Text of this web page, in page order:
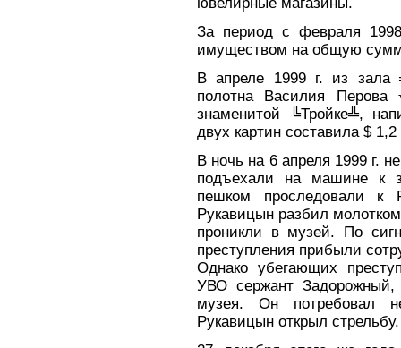
За период с февраля
имуществом на общую
В апреле 1999 г. из зала
полотна Василия
знаменитой ╚Тройке╩,
двух картин составила $
В ночь на 6 апреля 1999 г.
подъехали на машине к
пешком проследовали
Рукавицын разбил
проникли в музей. По
преступления прибыли
Однако убегающих
УВО сержант Задорожный,
музея. Он потребовал
Рукавицын открыл стрельбу.